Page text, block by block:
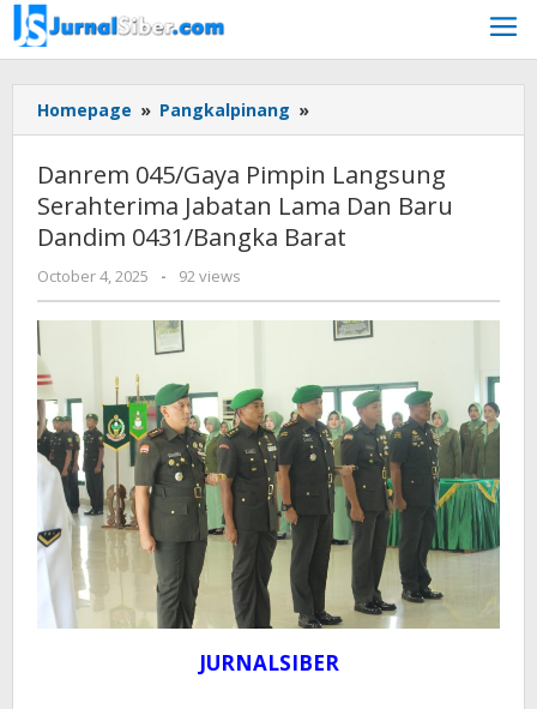
Skip
to
content
Homepage » Pangkalpinang »
045/Gaya
Langsung
Serahterima
Jabatan
Baru
Dandim
Barat
Danrem 045/Gaya Pimpin Langsung
Serahterima Jabatan Lama Dan Baru
Dandim 0431/Bangka Barat
October 4, 2025
by
yopi
herwindo
- 92 views
JURNALSIBER